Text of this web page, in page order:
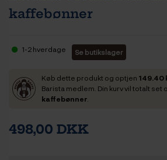
kaffebønner
1-2 hverdage Se butikslager
Køb dette produkt og optjen 149.40
Barista medlem. Din kurv vil totalt set
kaffebønner
498,00 DKK